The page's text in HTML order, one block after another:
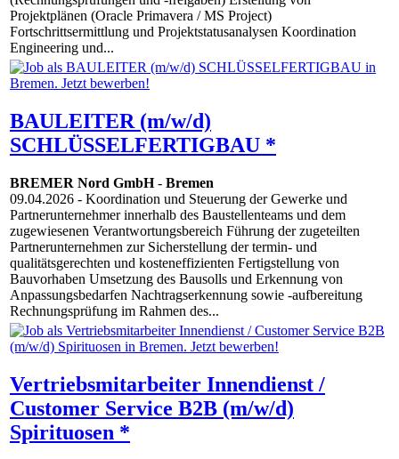
Projektplänen (Oracle Primavera / MS Project)
Fortschrittsermittlung und Projektstatusanalysen Koordination
Engineering und...
BAULEITER (m/w/d)
SCHLÜSSELFERTIGBAU *
BREMER Nord GmbH- Bremen
09.04.2026 - Koordination und Steuerung der Gewerke und
Partnerunternehmer innerhalb des Baustellenteams und dem
zugewiesenen Verantwortungsbereich Führung der zugeteilten
Partnerunternehmen zur Sicherstellung der termin- und
qualitätsgerechten und kosteneffizienten Fertigstellung von
Bauvorhaben Umsetzung des Bausolls und Erkennung von
Anpassungsbedarfen Nachtragserkennung sowie -aufbereitung
Rechnungsprüfung im Rahmen des...
Vertriebsmitarbeiter Innendienst /
Customer Service B2B (m/w/d)
Spirituosen *